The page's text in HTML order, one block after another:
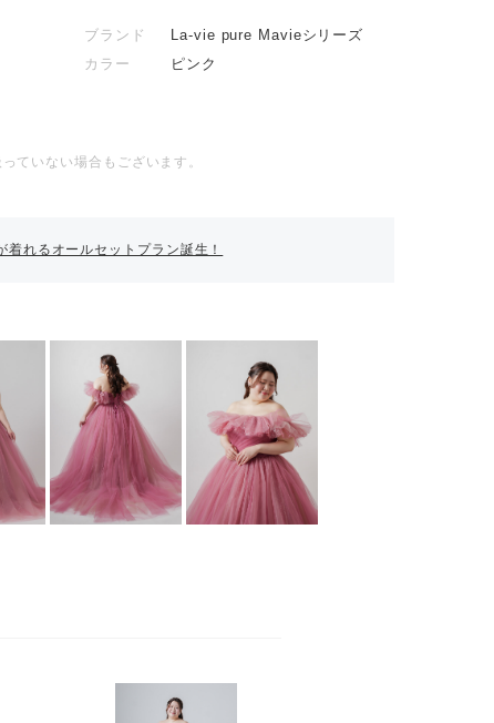
ブランド
La-vie pure Mavieシリーズ
カラー
ピンク
ていない場合もございます。
れるオールセットプラン誕生！